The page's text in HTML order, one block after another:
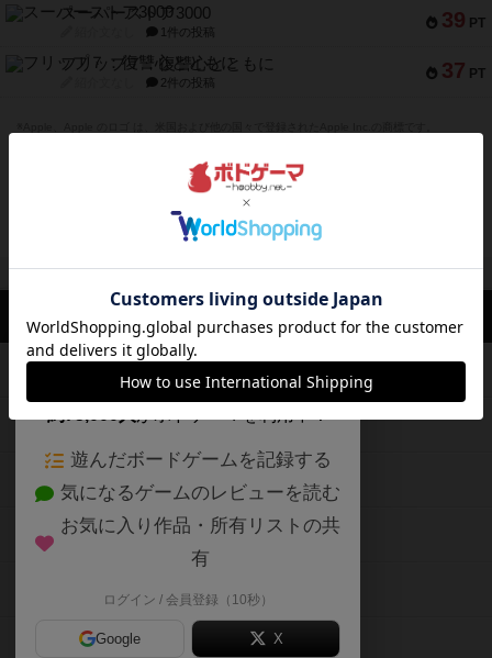
39 PT
スーパーストア3000
1件の投稿
37 PT
フリップ７：復讐心とともに
2件の投稿
※Android は、グーグル インコーポレイテッドの商標または登録商標です。
※Google Play とそのロゴは、Google Inc.の商標または登録商標です。
ボドゲーマTOP ボドとも一覧 角刈書店 投稿履歴
閉じる
ボードゲームのプレイ履歴を記録し
て、
自分のデータを管理しませんか？
遊んだボードゲームを記録する
気になるゲームのレビューを読む
お気に入り作品・所有リストの共
有
ログイン / 会員登録（10秒）
Google X
ボドゲーマTOP
ボードゲームを検索する
ボードゲームの新着レビュー
ボードゲーム会情報
メカニクス特集
掲示板・トピックス
ボドとも・会員一覧